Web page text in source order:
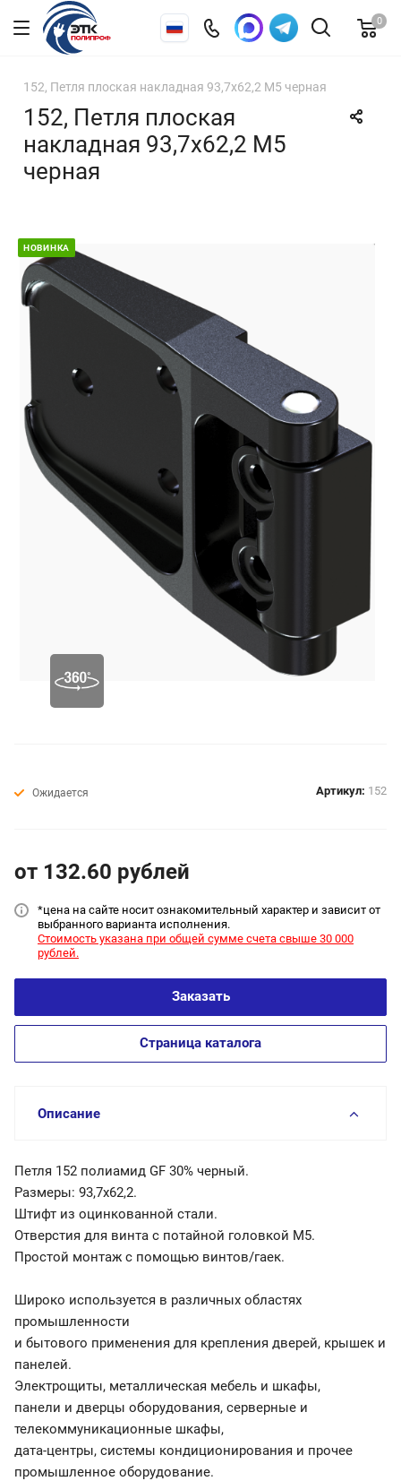
0
152, Петля плоская накладная 93,7х62,2 М5 черная
152, Петля плоская
накладная 93,7х62,2 М5
черная
НОВИНКА
Ожидается Артикул: 152
от 132.60 рублей
*цена на сайте носит ознакомительный характер и зависит от
выбранного варианта исполнения.
Стоимость указана при общей сумме счета свыше 30 000
рублей.
Заказать
Страница каталога
Описание
Петля 152 полиамид GF 30% черный.
Размеры: 93,7х62,2.
Штифт из оцинкованной стали.
Отверстия для винта с потайной головкой М5.
Простой монтаж с помощью винтов/гаек.
Широко используется в различных областях
промышленности
и бытового применения для крепления дверей, крышек и
панелей.
Электрощиты, металлическая мебель и шкафы,
панели и дверцы оборудования, серверные и
телекоммуникационные шкафы,
дата-центры, системы кондиционирования и прочее
промышленное оборудование.